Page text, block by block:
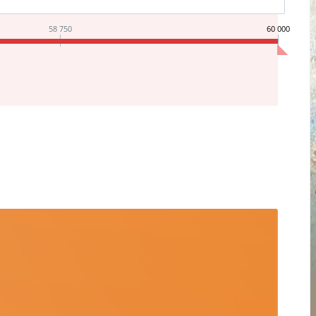
58 750 60 000